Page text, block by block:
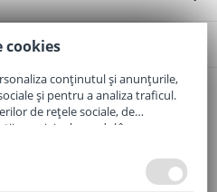
Jud. Bihor
cookies
conținutul și anunțurile,
și pentru a analiza traficul.
de rețele sociale, de
cu privire la modul în care
combina cu alte informații